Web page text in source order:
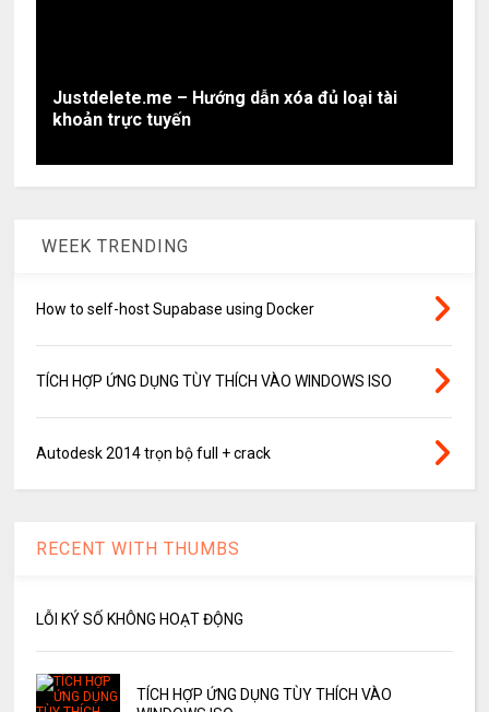
Justdelete.me – Hướng dẫn xóa đủ loại tài
khoản trực tuyến
WEEK TRENDING
How to self-host Supabase using Docker
TÍCH HỢP ỨNG DỤNG TÙY THÍCH VÀO WINDOWS ISO
Autodesk 2014 trọn bộ full + crack
RECENT WITH THUMBS
LỖI KÝ SỐ KHÔNG HOẠT ĐỘNG
TÍCH HỢP ỨNG DỤNG TÙY THÍCH VÀO